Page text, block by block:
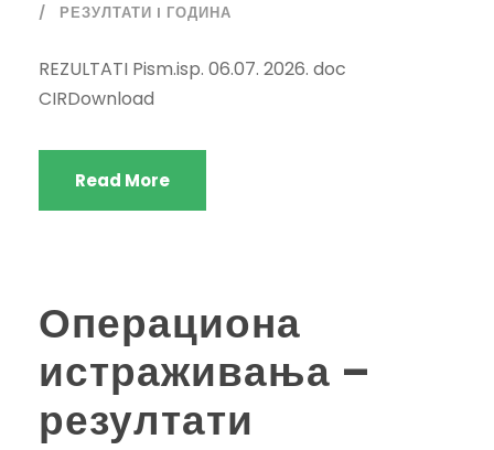
РЕЗУЛТАТИ I ГОДИНА
REZULTATI Pism.isp. 06.07. 2026. doc
CIRDownload
Read More
Операциона
истраживања –
резултати